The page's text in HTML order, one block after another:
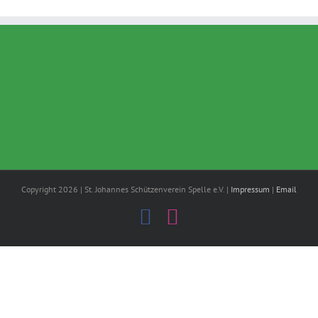
Copyright 2026 | St. Johannes Schützenverein Spelle e.V. | Impressum | Email
Facebook